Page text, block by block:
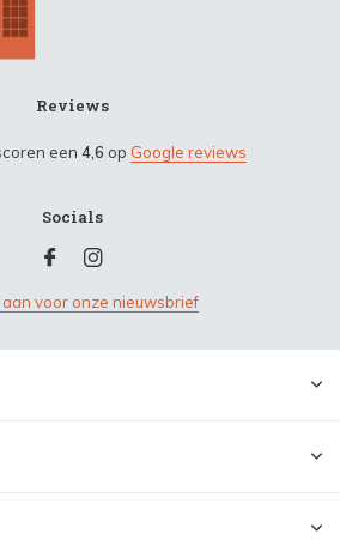
Reviews
een 4,6 op Google reviews
Socials
aan voor onze nieuwsbrief